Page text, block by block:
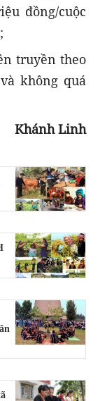
đồng/cuộc
truyền theo
không quá
Khánh Linh